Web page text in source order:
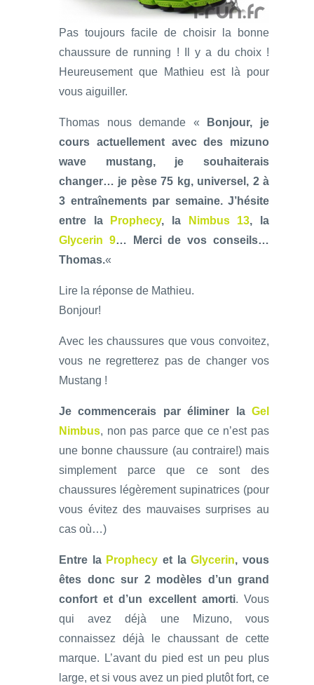
Pas toujours facile de choisir la bonne
chaussure de running ! Il y a du choix !
Heureusement que Mathieu est là pour
vous aiguiller.
Thomas nous demande «
Bonjour, je
cours actuellement avec des mizuno
wave mustang, je souhaiterais
changer… je pèse 75 kg, universel, 2 à
3 entraînements par semaine. J’hésite
entre la
Prophecy, la Nimbus 13, la
Glycerin 9… Merci de vos conseils…
Thomas.«
Lire la réponse de Mathieu.
Bonjour!
Avec les chaussures que vous convoitez,
vous ne regretterez pas de changer vos
Mustang !
Je commencerais par éliminer la Gel
Nimbus, non pas parce que ce n’est pas
une bonne chaussure (au contraire!) mais
simplement parce que ce sont des
chaussures légèrement supinatrices (pour
vous évitez des mauvaises surprises au
cas où…)
Entre la Prophecy et laGlycerin, vous
êtes donc sur 2 modèles d’un grand
confort et d’un excellent amorti. Vous
qui avez déjà une Mizuno, vous
connaissez déjà le chaussant de cette
marque. L’avant du pied est un peu plus
large, et si vous avez un pied plutôt fort, ce